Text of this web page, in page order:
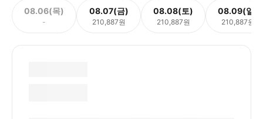
08.06(목)
-
08.07(금)
210,887원
08.08(토)
210,887원
08.09(일)
210,887원